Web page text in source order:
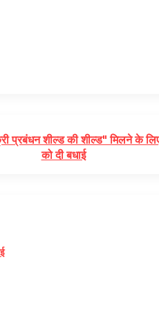
प्रबंधन शील्ड की शील्ड" मिलने के लिए
को दी बधाई